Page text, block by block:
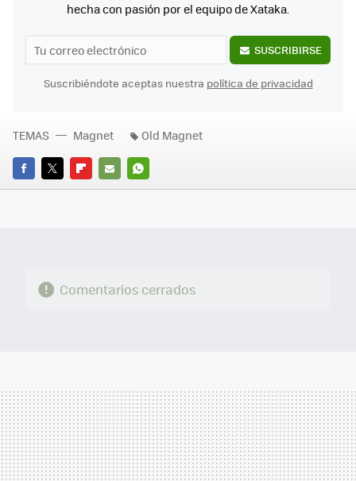
hecha con pasión por el equipo de Xataka.
SUSCRIBIRSE
Suscribiéndote aceptas nuestra política de privacidad
FACEBOOK
TWITTERFLIPBOARD
E-
WHATSAPP
TEMAS Magnet Old Magnet
Comentarios cerrados